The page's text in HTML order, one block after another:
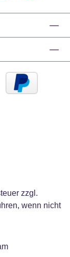
zzgl.
wenn nicht